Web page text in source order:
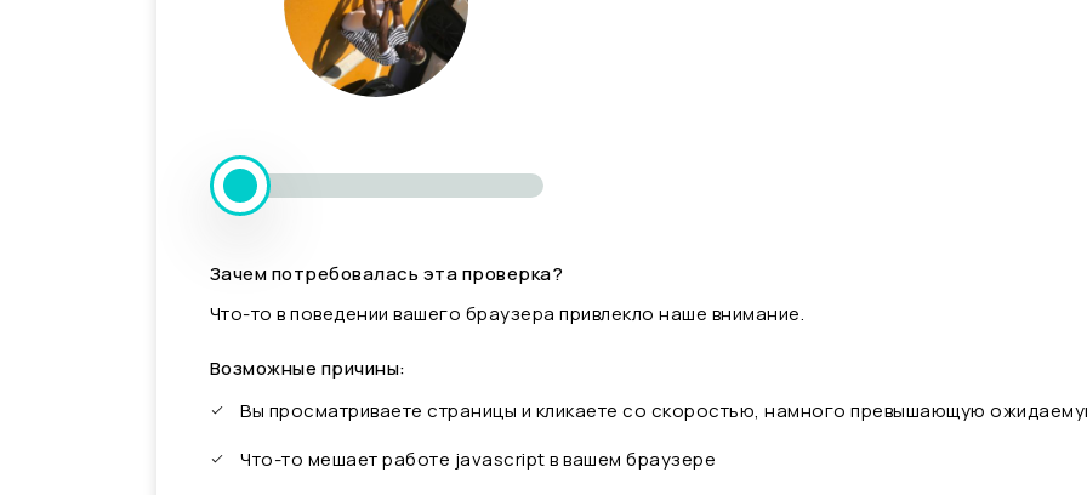
Зачем потребовалась эта проверка?
Что-то в поведении вашего браузера привлекло наше внимание.
Возможные причины:
Вы просматриваете страницы и кликаете со скоростью, намного превышающую
Что-то мешает работе javascript в вашем браузере